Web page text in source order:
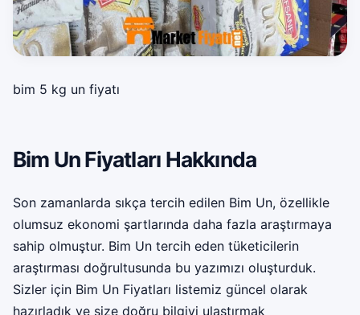
bim 5 kg un fiyatı
Bim Un Fiyatları Hakkında
Son zamanlarda sıkça tercih edilen Bim Un, özellikle
olumsuz ekonomi şartlarında daha fazla araştırmaya
sahip olmuştur. Bim Un tercih eden tüketicilerin
araştırması doğrultusunda bu yazımızı oluşturduk.
Sizler için Bim Un Fiyatları listemiz güncel olarak
hazırladık ve size doğru bilgiyi ulaştırmak